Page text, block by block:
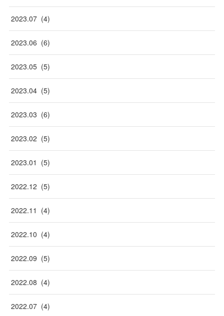
2023.07 (4)
2023.06 (6)
2023.05 (5)
2023.04 (5)
2023.03 (6)
2023.02 (5)
2023.01 (5)
2022.12 (5)
2022.11 (4)
2022.10 (4)
2022.09 (5)
2022.08 (4)
2022.07 (4)